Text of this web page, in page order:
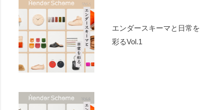
エンダースキーマと日常を
彩るVol.1